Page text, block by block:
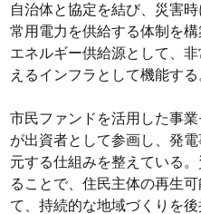
自治体と協定を結び、災害
常用電力を供給する体制を
エネルギー供給源として、
えるインフラとして機能する
市民ファンドを活用した事
が出資者として参画し、発
元する仕組みを整えている
ることで、住民主体の再生
て、持続的な地域づくりを後